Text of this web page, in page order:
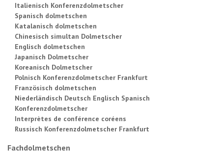
Italienisch Konferenzdolmetscher
Spanisch dolmetschen
Katalanisch dolmetschen
Chinesisch simultan Dolmetscher
Englisch dolmetschen
Japanisch Dolmetscher
Koreanisch Dolmetscher
Polnisch Konferenzdolmetscher Frankfurt
Französisch dolmetschen
Niederländisch Deutsch Englisch Spanisch
Konferenzdolmetscher
Interprètes de conférence coréens
Russisch Konferenzdolmetscher Frankfurt
Fachdolmetschen